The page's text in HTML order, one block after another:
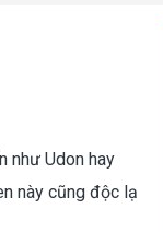
như Udon hay
này cũng độc lạ